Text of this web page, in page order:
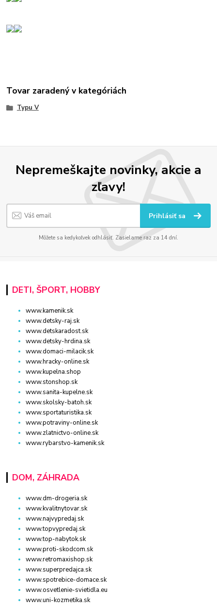
Tovar zaradený v kategóriách
Typu V
Nepremeškajte novinky, akcie a
zľavy!
Prihlásiť sa
Môžete sa kedykoľvek odhlásiť. Zasielame raz za 14 dní.
DETI, ŠPORT, HOBBY
www.kamenik.sk
www.detsky-raj.sk
www.detskaradost.sk
www.detsky-hrdina.sk
www.domaci-milacik.sk
www.hracky-online.sk
www.kupelna.shop
www.stonshop.sk
www.sanita-kupelne.sk
www.skolsky-batoh.sk
www.sportaturistika.sk
www.potraviny-online.sk
www.zlatnictvo-online.sk
www.rybarstvo-kamenik.sk
DOM, ZÁHRADA
www.dm-drogeria.sk
www.kvalitnytovar.sk
www.najvypredaj.sk
www.topvypredaj.sk
www.top-nabytok.sk
www.proti-skodcom.sk
www.retromaxishop.sk
www.superpredajca.sk
www.spotrebice-domace.sk
www.osvetlenie-svietidla.eu
www.uni-kozmetika.sk